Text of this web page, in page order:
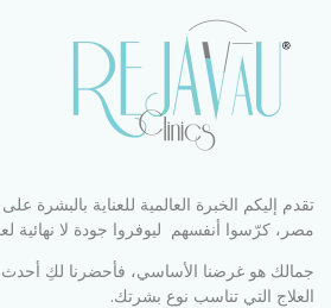
تقدم إليكم الخبرة العالمية للعناية بالبشرة
مصر، كرّسوا أنفسهم ليوفروا جودة لا نهائية
جمالك هو غرضنا الأساسي، فأحضرنا لكِ أحدث
العلاج التي تناسب نوع بشرتك.